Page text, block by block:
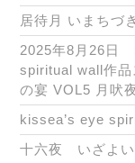
居待月 いまちづき
2025年8月26日
spiritual wall作
の宴 VOL5 月吠
kissea’s eye
十六夜 いざよい